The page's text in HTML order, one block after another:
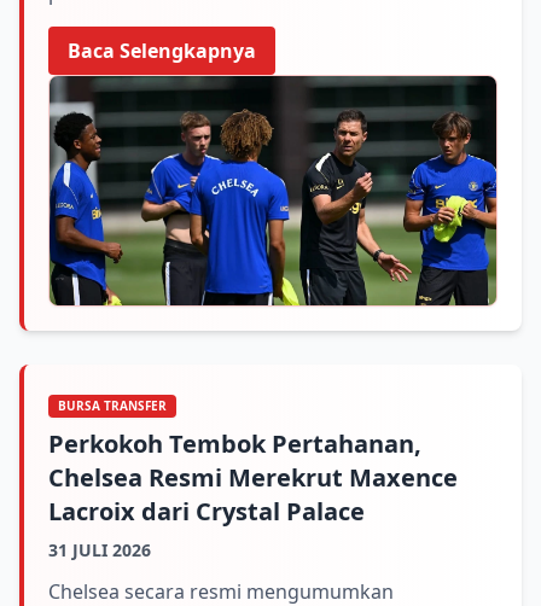
Baca Selengkapnya
BURSA TRANSFER
Perkokoh Tembok Pertahanan,
Chelsea Resmi Merekrut Maxence
Lacroix dari Crystal Palace
31 JULI 2026
Chelsea secara resmi mengumumkan